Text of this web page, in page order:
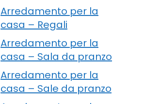
Arredamento per la
casa – Regali
Arredamento per la
casa – Sala da pranzo
Arredamento per la
casa – Sale da pranzo